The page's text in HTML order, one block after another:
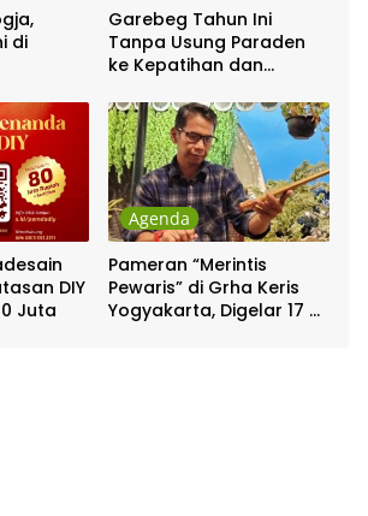
di
Garebeg Tahun Ini
Tanpa Usung Paraden
ke Kepatihan dan
DIY
Juta
Agenda
Pameran “Merintis
Pewaris” di Grha Keris
Yogyakarta, Digelar 17 –